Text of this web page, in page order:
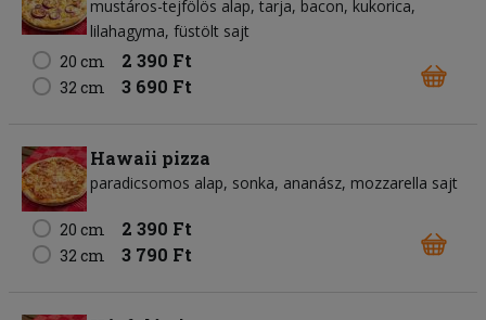
mustáros-tejfölös alap tarja bacon kukorica
lilahagyma füstölt sajt
20 cm
2 390 Ft
32 cm 3 690 Ft
Hawaii pizza
paradicsomos alap sonka ananász mozzarella sajt
20 cm 2 390 Ft
32 cm 3 790 Ft